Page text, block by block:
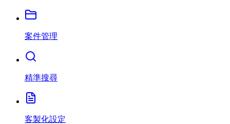
案件管理
精準搜尋
客製化設定